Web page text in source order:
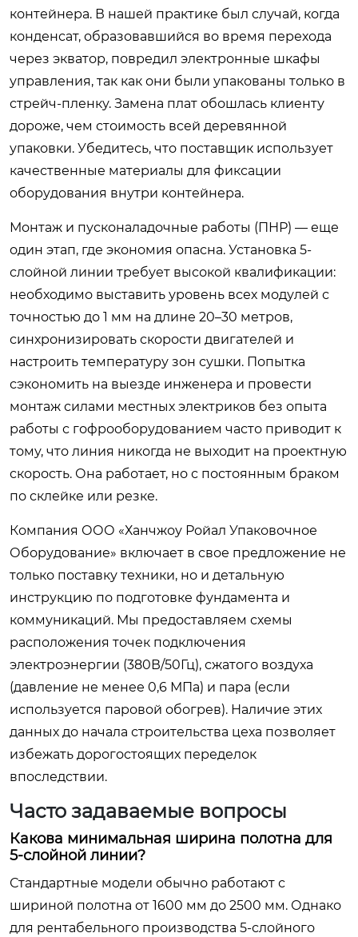
контейнера. В нашей практике был случай, когда
конденсат, образовавшийся во время перехода
через экватор, повредил электронные шкафы
управления, так как они были упакованы только в
стрейч-пленку. Замена плат обошлась клиенту
дороже, чем стоимость всей деревянной
упаковки. Убедитесь, что поставщик использует
качественные материалы для фиксации
оборудования внутри контейнера.
Монтаж и пусконаладочные работы (ПНР) — еще
один этап, где экономия опасна. Установка 5-
слойной линии требует высокой квалификации:
необходимо выставить уровень всех модулей с
точностью до 1 мм на длине 20–30 метров,
синхронизировать скорости двигателей и
настроить температуру зон сушки. Попытка
сэкономить на выезде инженера и провести
монтаж силами местных электриков без опыта
работы с гофрооборудованием часто приводит к
тому, что линия никогда не выходит на проектную
скорость. Она работает, но с постоянным браком
по склейке или резке.
Компания ООО «Ханчжоу Ройал Упаковочное
Оборудование» включает в свое предложение не
только поставку техники, но и детальную
инструкцию по подготовке фундамента и
коммуникаций. Мы предоставляем схемы
расположения точек подключения
электроэнергии (380В/50Гц), сжатого воздуха
(давление не менее 0,6 МПа) и пара (если
используется паровой обогрев). Наличие этих
данных до начала строительства цеха позволяет
избежать дорогостоящих переделок
впоследствии.
Часто задаваемые вопросы
Какова минимальная ширина полотна для
5-слойной линии?
Стандартные модели обычно работают с
шириной полотна от 1600 мм до 2500 мм. Однако
для рентабельного производства 5-слойного